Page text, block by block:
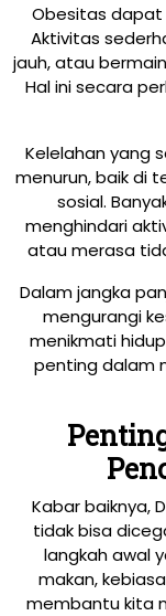
Obesitas dapat
Aktivitas
jauh, atau
Hal ini secara
Kelelahan yang
menurun, baik di
sosial.
menghindari
atau merasa
Dalam jangka
mengurangi
menikmati
penting dalam
Kabar baiknya,
tidak bisa
langkah awal
makan,
membantu kita